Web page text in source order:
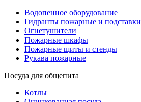
Водопенное оборудование
Гидранты пожарные и подставки
Огнетушители
Пожарные шкафы
Пожарные щиты и стенды
Рукава пожарные
Посуда для общепита
Котлы